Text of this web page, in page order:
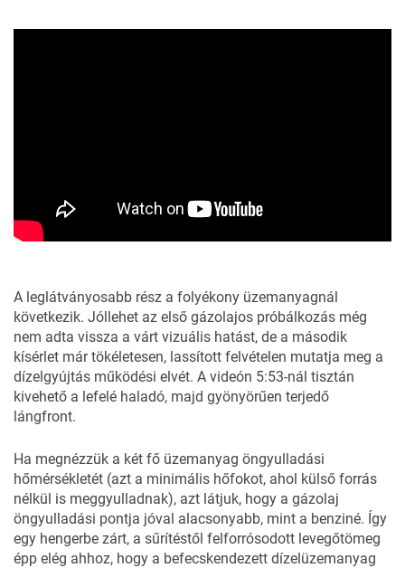
A leglátványosabb rész a folyékony üzemanyagnál
következik. Jóllehet az első gázolajos próbálkozás még
nem adta vissza a várt vizuális hatást, de a második
kísérlet már tökéletesen, lassított felvételen mutatja meg a
dízelgyújtás működési elvét. A videón 5:53-nál tisztán
kivehető a lefelé haladó, majd gyönyörűen terjedő
lángfront.
Ha megnézzük a két fő üzemanyag öngyulladási
hőmérsékletét (azt a minimális hőfokot, ahol külső forrás
nélkül is meggyulladnak), azt látjuk, hogy a gázolaj
öngyulladási pontja jóval alacsonyabb, mint a benziné. Így
egy hengerbe zárt, a sűrítéstől felforrósodott levegőtömeg
épp elég ahhoz, hogy a befecskendezett dízelüzemanyag